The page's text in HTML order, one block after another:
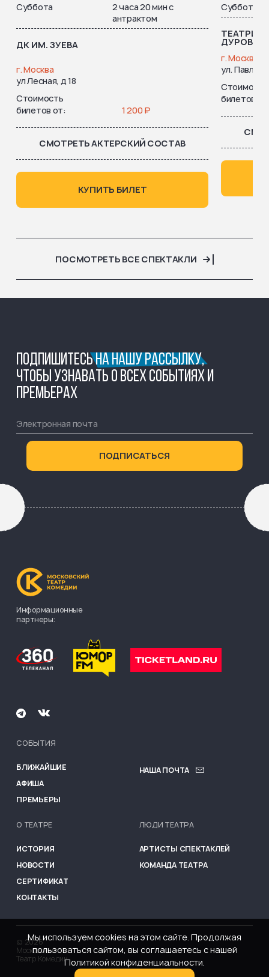
Суббота
2 часа 20 мин с
антрактом
ДК ИМ. ЗУЕВА
г. Москва
ул Лесная, д 18
Стоимость
билетов от
1 200 ₽
СМОТРЕТЬ АКТЕРСКИЙ СОСТАВ
КУПИТЬ БИЛЕТ
Суббота
ДУРОВОЙ
г. Москва
ул.
Стоимость
билетов от
ПОСМОТРЕТЬ ВСЕ СПЕКТАКЛИ
ПОДПИШИТЕСЬНА НАШУ РАССЫЛКУ,
ЧТОБЫ УЗНАВАТЬ О ВСЕХ СОБЫТИЯХ И
ПРЕМЬЕРАХ
Информационные
партнеры:
MENU FOOTER
НАША ПОЧТА
СОБЫТИЯ
БЛИЖАЙШИЕ
АФИША
ПРЕМЬЕРЫ
О ТЕАТРЕ
ИСТОРИЯ
НОВОСТИ
СЕРТИФИКАТ
КОНТАКТЫ
ЛЮДИ ТЕАТРА
АРТИСТЫ СПЕКТАКЛЕЙ
КОМАНДА ТЕАТРА
© 2026
Московский
Театр Комедии
Мы используем cookies на этом сайте. Продолжая
пользоваться сайтом, вы соглашаетесь с нашей
Политикой конфиденциальности.